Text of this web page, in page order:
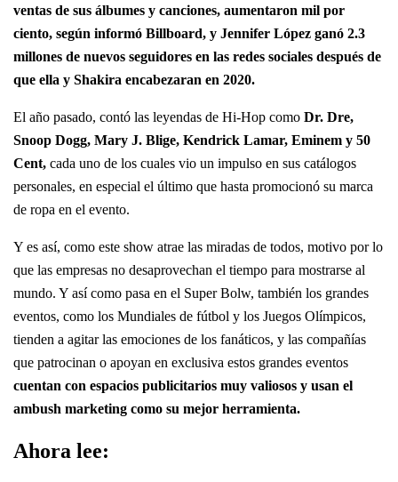
ventas de sus álbumes y canciones, aumentaron mil por
ciento, según informó Billboard, y Jennifer López ganó 2.3
millones de nuevos seguidores en las redes sociales después de
que ella y Shakira encabezaran en 2020.
El año pasado, contó las leyendas de Hi-Hop como Dr. Dre,
Snoop Dogg, Mary J. Blige, Kendrick Lamar, Eminem y 50
Cent, cada uno de los cuales vio un impulso en sus catálogos
personales, en especial el último que hasta promocionó su marca
de ropa en el evento.
Y es así, como este show atrae las miradas de todos, motivo por lo
que las empresas no desaprovechan el tiempo para mostrarse al
mundo. Y así como pasa en el Super Bolw, también los grandes
eventos, como los Mundiales de fútbol y los Juegos Olímpicos,
tienden a agitar las emociones de los fanáticos, y las compañías
que patrocinan o apoyan en exclusiva estos grandes eventos
cuentan con espacios publicitarios muy valiosos y usan el
ambush marketing como su mejor herramienta.
Ahora lee: